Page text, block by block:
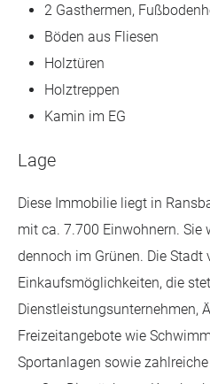
2 Gasthermen,
Böden aus Fliesen
Holztüren
Holztreppen
Kamin im EG
Lage
Diese Immobilie liegt in
mit ca. 7.700 Einwohnern. Sie
dennoch im Grünen. Die Stadt
Einkaufsmöglichkeiten, die
Dienstleistungsunternehmen,
Freizeitangebote wie
Sportanlagen sowie